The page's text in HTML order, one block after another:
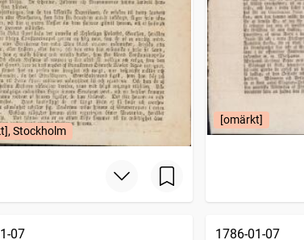
Stockholm
[omärkt]
07
1786-01-07